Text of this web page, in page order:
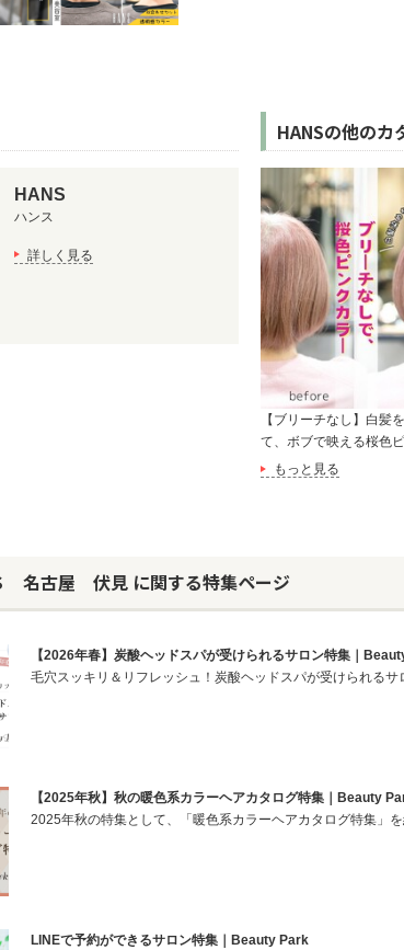
HANS
ハンス
詳しく見る
HANSの他のカ
【ブリーチなし】白髪
て、ボブで映える桜色ピ
もっと見る
名古屋 伏見 に関する特集ページ
【2026年春】炭酸ヘッドスパが受けられるサロン特集｜
毛穴スッキリ＆リフレッシュ！炭酸ヘッドスパが受けられるサ
【2025年秋】秋の暖色系カラーヘアカタログ特集｜Beauty
2025年秋の特集として、「暖色系カラーヘアカタログ特集」を
LINEで予約ができるサロン特集｜Beauty Park